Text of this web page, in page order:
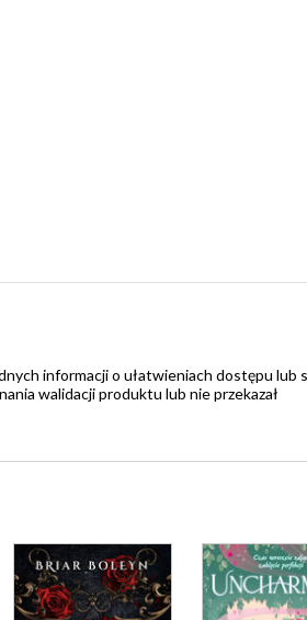
informacji o ułatwieniach dostępu lub
walidacji produktu lub nie przekazał